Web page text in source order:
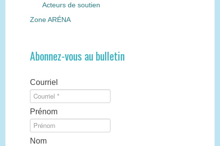
Acteurs de soutien
Zone ARÉNA
Abonnez-vous au bulletin
Courriel
Prénom
Nom